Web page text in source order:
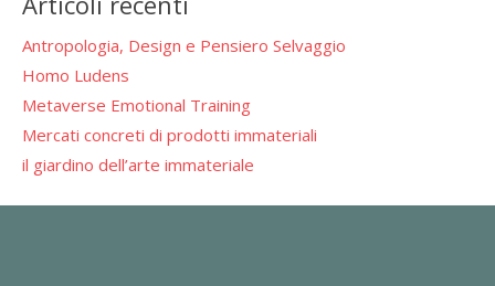
Antropologia, Design e Pensiero Selvaggio
Homo Ludens
Metaverse Emotional Training
Mercati concreti di prodotti immateriali
il giardino dell’arte immateriale